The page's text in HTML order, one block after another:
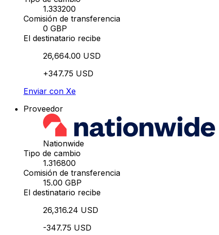
1.333200
Comisión de transferencia
0 GBP
El destinatario recibe
26,664.00 USD
+347.75 USD
Enviar con Xe
Proveedor
Nationwide
Tipo de cambio
1.316800
Comisión de transferencia
15.00 GBP
El destinatario recibe
26,316.24 USD
-347.75 USD